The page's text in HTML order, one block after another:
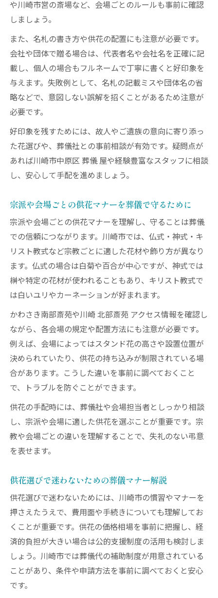
や川崎市営の斎場など、会場ごとのルールも事前に確認
しましょう。
また、名札の書き方や供花の配置にも注意が必要です。
会社や団体で贈る場合は、代表者名や会社名を正確に記
載し、個人の場合もフルネームで丁寧に書くと好印象を
与えます。失敗例として、名札の記載ミスや団体名の省
略などで、意図しない誤解を招くことがあるため注意が
必要です。
好印象を残すためには、故人やご遺族の意向に寄り添っ
た花選びや、葬儀社との事前相談が有効です。疑問点が
あれば川崎市中原区 葬儀 屋や経験豊富なスタッフに相談
し、安心して手配を進めましょう。
宗派や会場ごとの供花マナーを葬儀で守るために
宗派や会場ごとの供花マナーを理解し、守ることは葬儀
での信頼につながります。川崎市では、仏式・神式・キ
リスト教式など宗教ごとに適した花材や飾り方が異なり
ます。仏式の場合は白菊や百合が中心ですが、神式では
榊や特定の花材が使われることもあり、キリスト教式で
は白いユリやカーネーションが好まれます。
かわさき南部斎苑や川崎 北部斎苑 アクセス情報を確認し
ながら、各会場の規定や配置方法にも注意が必要です。
例えば、会場によってはスタンド花の高さや設置位置が
決められていたり、供花の持ち込みが制限されている場
合があります。こうした違いを事前に調べておくこと
で、トラブルを防ぐことができます。
供花の手配時には、葬儀社や会場担当者としっかり相談
し、宗派や会場に適した供花を選ぶことが重要です。宗
教や会場ごとの違いを理解することで、失礼のない弔意
を表せます。
供花選びで迷わないための葬儀マナー解説
供花選びで迷わないためには、川崎市の慣習やマナーを
押さえたうえで、費用面や手続きについても理解してお
くことが重要です。供花の価格相場を事前に把握し、経
済的負担が大きい場合は公的支援制度の活用も検討しま
しょう。川崎市では葬儀代の補助制度が用意されている
ことがあり、条件や申請方法を事前に調べておくと安心
です。